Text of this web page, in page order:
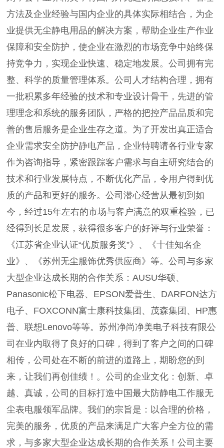
方法及企业经验与国内企业的具体实际相结合，为企
业提供无尘静电用品的解决方案，帮助企业生产作业
保障和安全防护，使企业在激烈的市场竞争中始终保
持竞争力，实现企业快速、稳定地发展。公司拥有完
整、科学的质量管理体系。公司人才结构合理，拥有
一批积累多年经验的技术和专业设计骨干，先进的管
理理念和系统的服务团队，严格的把控产品品质和完
善的售后服务是企业生存之道。为了开发出真正适合
企业需求安全防护静电产品，企业特聘请各行业专家
作为咨询指导，紧密跟踪客户需求与自主研究结合的
技术和行业发展特点，不断优化产品，令用户得到优
质的产品和更好的服务。公司潜心经营从最初到如
今，经过15年左右的市场与客户满意的双重检验，已
经得到长足发展，获得很多客户的好评与行业荣誉：
《江苏省企业认证“优质服务奖”》、《十佳知名企
业》、《苏州无尘服饰优秀供应商》等。公司与多家
大型企业达成长期的合作关系：AUSU华硕、
Panasonic松下电器、EPSON爱普生、DARFON达方
电子、FOXCONN富士康科技集团、茂森集团、HP惠
普、联想Lenovo等等。苏州净尚净美电子科技有限公
司在业内取得了良好的口碑，得到了客户之间的口碑
相传，公司处在不断的前进的道路上，期盼您的到
来，让我们再创佳绩！。公司的企业文化：创新、卓
越、真诚，公司的目标打造中国最大防静电工作服无
尘表电服领军品牌。我们的宗旨是：以合理的价格，
完美的服务，优质的产品来满足广大客户全方位的需
求，与多家大型企业达成长期的合作关系！公司主要